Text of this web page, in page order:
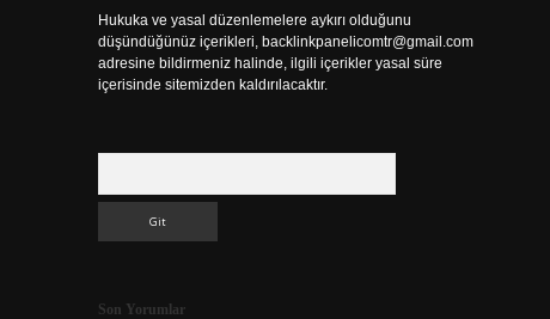
Hukuka ve yasal düzenlemelere aykırı olduğunu
düşündüğünüz içerikleri, backlinkpanelicomtr@gmail.com
adresine bildirmeniz halinde, ilgili içerikler yasal süre
içerisinde sitemizden kaldırılacaktır.
Son Yorumlar